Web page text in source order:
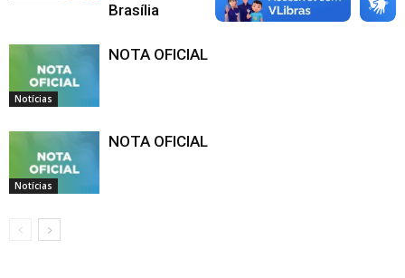
Brasília
Notícias
NOTA OFICIAL
Notícias
NOTA OFICIAL